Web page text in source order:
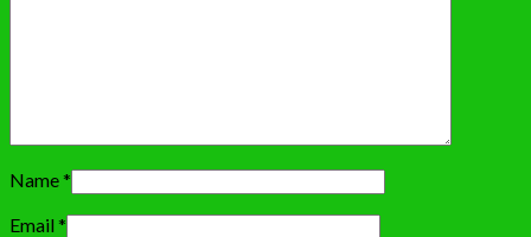
Name*
Email*